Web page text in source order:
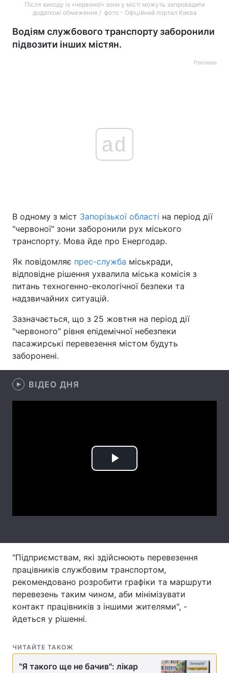
Україна Політика
Спорт Наука
Техно і зв'язок
Зброя Інциденти
Туризм
Цікавинки
Екологія
Після виходу із «червоної» зони у місті можуть запровадити
додаткові обмеження / фото - Офіційний портал Києва
Водіям службового транспорту заборонили
підвозити інших містян.
Реклама
ad
В одному з міст Запорізької області на період дії
"червоної" зони заборонили рух міського
транспорту. Мова йде про Енергодар.
Як повідомляє прес-служба міськради,
відповідне рішення ухвалила міська комісія з
питань техногенно-екологічної безпеки та
надзвичайних ситуацій.
Зазначається, що з 25 жовтня на період дії
"червоного" рівня епідемічної небезпеки
пасажирські перевезення містом будуть
заборонені.
ВІДЕО ДНЯ
Play
"Підприємствам, які здійснюють перевезення
працівників службовим транспортом,
рекомендовано розробити графіки та маршрути
перевезень таким чином, аби мінімізувати
контакт працівників з іншими жителями", -
йдеться у рішенні.
ЧИТАЙТЕ ТАКОЖ
"Я такого ще не бачив": лікар